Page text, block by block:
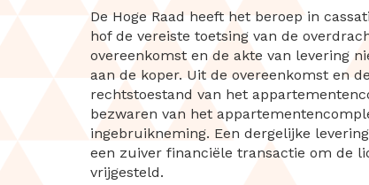
De Hoge Raad heeft het beroep in
hof de vereiste toetsing van de
overeenkomst en de akte van levering
aan de koper. Uit de overeenkomst en
rechtstoestand van het
bezwaren van het
ingebruikneming. Een dergelijke
een zuiver financiële transactie om de
vrijgesteld.